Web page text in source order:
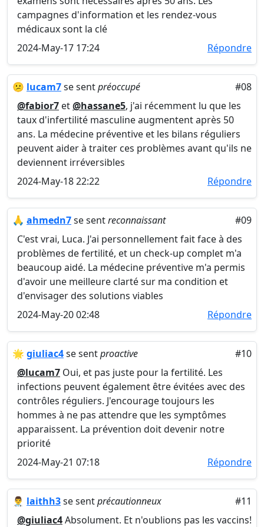
campagnes d'information et les rendez-vous
médicaux sont la clé
2024-May-17 17:24
Répondre
😕 lucam7se sentpréoccupé
#08
@fabior7 et@hassane5, j'ai récemment lu que les
taux d'infertilité masculine augmentent après 50
ans. La médecine préventive et les bilans réguliers
peuvent aider à traiter ces problèmes avant qu'ils ne
deviennent irréversibles
2024-May-18 22:22
Répondre
🙏 ahmedn7se sentreconnaissant
#09
C'est vrai, Luca. J'ai personnellement fait face à des
problèmes de fertilité, et un check-up complet m'a
beaucoup aidé. La médecine préventive m'a permis
d'avoir une meilleure clarté sur ma condition et
d'envisager des solutions viables
2024-May-20 02:48
Répondre
🌟 giuliac4se sentproactive
#10
@lucam7 Oui, et pas juste pour la fertilité. Les
infections peuvent également être évitées avec des
contrôles réguliers. J'encourage toujours les
hommes à ne pas attendre que les symptômes
apparaissent. La prévention doit devenir notre
priorité
2024-May-21 07:18
Répondre
👨‍⚕️ laithh3se sentprécautionneux
#11
@giuliac4Absolument. Et n'oublions pas les vaccins!